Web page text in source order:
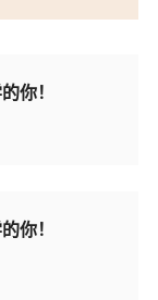
你！
你！